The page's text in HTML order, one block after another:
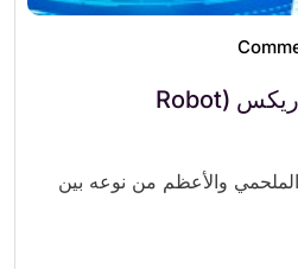
الروبوت المدمر: تي-ريكس (Robot
والأعظم من نوعه بين